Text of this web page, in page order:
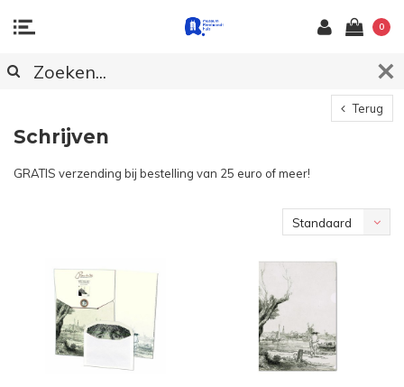
0
Terug
Schrijven
GRATIS verzending bij bestelling van 25 euro of meer!
Standaard